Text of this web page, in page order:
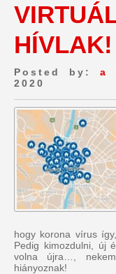
HÍVLAK!
Posted by: a
2020
hogy korona vírus
Pedig kimozdulni, új
volna újra…,
hiányoznak!